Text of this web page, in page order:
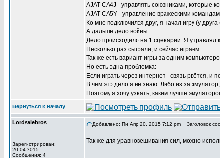
AJAT-CA4J - управлять союзниками, которые
AJAT-CA5Y - управление вражескими
Ко мне подключился друг, я начал игру (у
А дальше дело войны
Дело происxодило на 1 сценарии. Я управлял
Несколько раз сыграли, и сейчас играем.
Так же есть вариант игры за одним
Но есть одна проблемка:
Если играть через интернет - связь рвётся, и
В чем это дело я не знаю. Либо из за
Поэтому я xочу узнать, каким лучше
Вернуться к началу
Lordselebros
Зарегистрирован:
20.04.2015
Сообщения: 4
Добавлено: Пн Апр 20, 2015 7:12 pm Заголовок
Так же для уравновешивания сил, можно